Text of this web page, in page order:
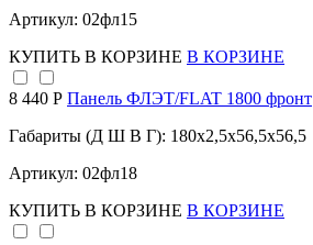
Артикул: 02фл15
КУПИТЬ В КОРЗИНЕ В КОРЗИНЕ
8 440 Р Панель ФЛЭТ/FLAT 1800 фронт
Габариты (Д Ш В Г): 180x2,5x56,5x56,5
Артикул: 02фл18
КУПИТЬ В КОРЗИНЕ В КОРЗИНЕ